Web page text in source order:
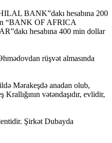
BANK”dakı hesabına 200
“BANK OF AFRICA
hesabına 400 min dollar
rüşvət almasında
Mərakeşdə anadan olub,
Krallığının vətəndaşıdır, evlidir,
Şirkət Dubayda